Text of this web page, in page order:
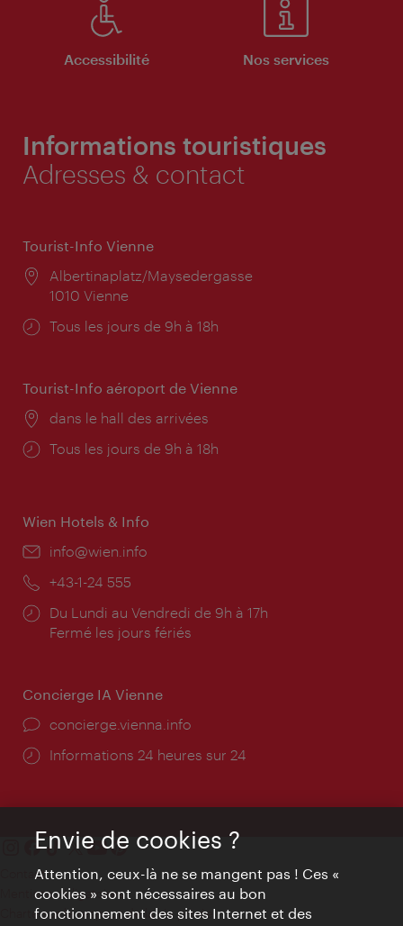
Accessibilité Nos services
Informations touristiques
Adresses & contact
Tourist-Info Vienne
Lieu:
Albertinaplatz/Maysedergasse
1010 Vienne
Horaires
Tous les jours de 9h à 18h
Tourist-Info aéroport de Vienne
Lieu:
dans le hall des arrivées
Horaires
Tous les jours de 9h à 18h
Wien Hotels & Info
E-
info@wien.info
Téléphone:
+43-1-24 555
Horaires
d'ouverture:
Du Lundi au Vendredi de 9h à 17h
Fermé les jours fériés
Concierge IA Vienne
Ort:
concierge.vienna.info
Öffnungszeiten:
Informations 24 heures sur 24
Contact
Mentions obligatoires
Charte sur le respect de la vie privée
Envie de cookies ?
Attention, ceux-là ne se mangent pas ! Ces «
cookies » sont nécessaires au bon
fonctionnement des sites Internet et des